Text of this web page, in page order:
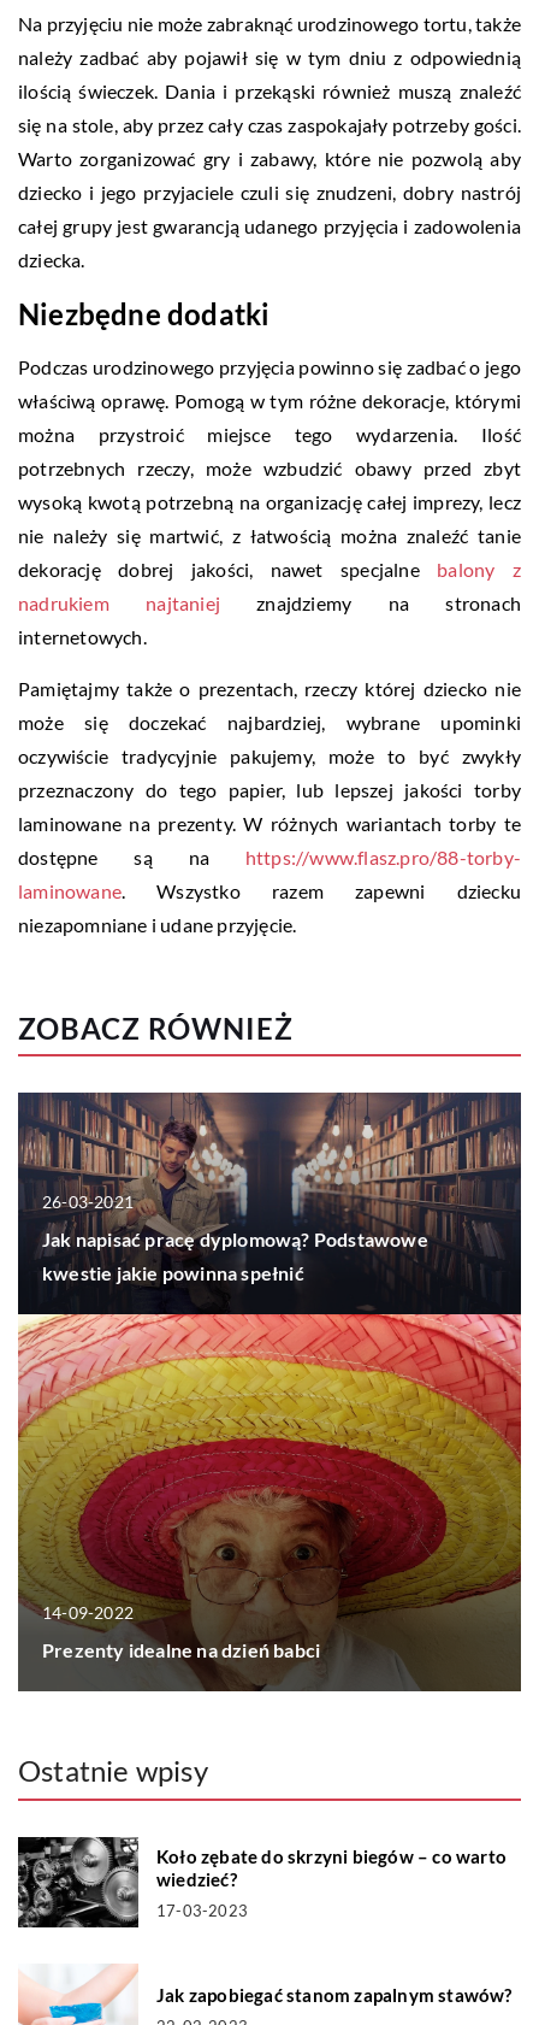
Na przyjęciu nie może zabraknąć urodzinowego tortu, także
należy zadbać aby pojawił się w tym dniu z odpowiednią
ilością świeczek. Dania i przekąski również muszą znaleźć
się na stole, aby przez cały czas zaspokajały potrzeby gości.
Warto zorganizować gry i zabawy, które nie pozwolą aby
dziecko i jego przyjaciele czuli się znudzeni, dobry nastrój
całej grupy jest gwarancją udanego przyjęcia i zadowolenia
dziecka.
Niezbędne dodatki
Podczas urodzinowego przyjęcia powinno się zadbać o jego
właściwą oprawę. Pomogą w tym różne dekoracje, którymi
można przystroić miejsce tego wydarzenia. Ilość
potrzebnych rzeczy, może wzbudzić obawy przed zbyt
wysoką kwotą potrzebną na organizację całej imprezy, lecz
nie należy się martwić, z łatwością można znaleźć tanie
dekorację dobrej jakości, nawet specjalne balony z
nadrukiem najtaniej znajdziemy na stronach
internetowych.
Pamiętajmy także o prezentach, rzeczy której dziecko nie
może się doczekać najbardziej, wybrane upominki
oczywiście tradycyjnie pakujemy, może to być zwykły
przeznaczony do tego papier, lub lepszej jakości torby
laminowane na prezenty. W różnych wariantach torby te
dostępne są na https://www.flasz.pro/88-torby-
laminowane . Wszystko razem zapewni dziecku
niezapomniane i udane przyjęcie.
ZOBACZ RÓWNIEŻ
26-03-2021
Jak napisać pracę dyplomową? Podstawowe
kwestie jakie powinna spełnić
14-09-2022
Prezenty idealne na dzień babci
Ostatnie wpisy
Koło zębate do skrzyni biegów – co warto
wiedzieć?
17-03-2023
Jak zapobiegać stanom zapalnym stawów?